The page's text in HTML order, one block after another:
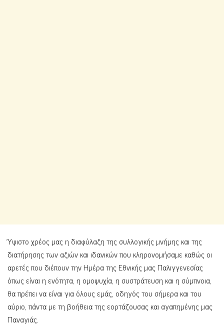
Ύψιστο χρέος μας η διαφύλαξη της συλλογικής μνήμης και της
διατήρησης των αξιών και ιδανικών που κληρονομήσαμε καθώς οι
αρετές που διέπουν την Ημέρα της Εθνικής μας Παλιγγενεσίας
όπως είναι η ενότητα, η ομοψυχία, η συστράτευση και η σύμπνοια,
θα πρέπει να είναι για όλους εμάς, οδηγός του σήμερα και του
αύριο, πάντα με τη βοήθεια της εορτάζουσας και αγαπημένης μας
Παναγιάς.